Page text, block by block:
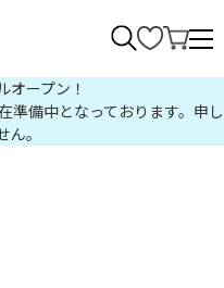
オープン！
準備中となっております。申し
。